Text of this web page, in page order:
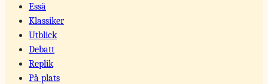
Essä
Klassiker
Utblick
Debatt
Replik
På plats